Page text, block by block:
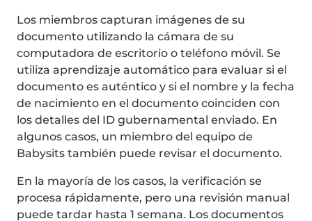
Los miembros capturan imágenes de su
documento utilizando la cámara de su
computadora de escritorio o teléfono móvil. Se
utiliza aprendizaje automático para evaluar si el
documento es auténtico y si el nombre y la fecha
de nacimiento en el documento coinciden con
los detalles del ID gubernamental enviado. En
algunos casos, un miembro del equipo de
Babysits también puede revisar el documento.
En la mayoría de los casos, la verificación se
procesa rápidamente, pero una revisión manual
puede tardar hasta 1 semana. Los documentos